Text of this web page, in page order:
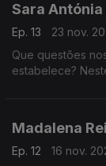
Sara
Ep. 13
23 nov.
Que questões
estabelece?
Madalena
Ep. 12
16 nov.